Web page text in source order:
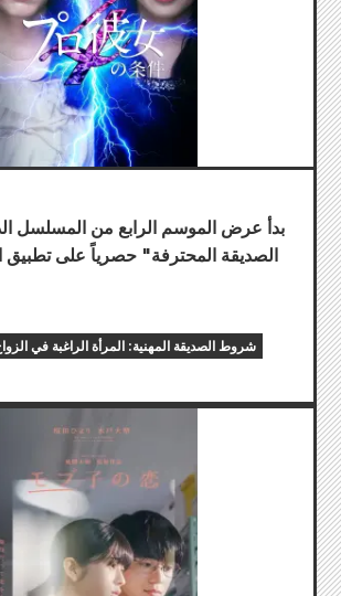
بدأ عرض الموسم الرابع من المسلسل
الصديقة المحترفة" حصرياً على تطبيق
شروط الصديقة المهنية: المرأة الراغبة في